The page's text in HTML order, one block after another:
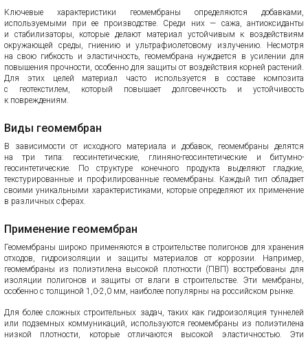
Ключевые характеристики геомембраны определяются добавками,
используемыми при ее производстве. Среди них — сажа, антиоксиданты
и стабилизаторы, которые делают материал устойчивым к воздействиям
окружающей среды, гниению и ультрафиолетовому излучению. Несмотря
на свою гибкость и эластичность, геомембрана нуждается в усилении для
повышения прочности, особенно для защиты от воздействия корней растений.
Для этих целей материал часто используется в составе композита
с геотекстилем, который повышает долговечность и устойчивость
к повреждениям.
Виды геомембран
В зависимости от исходного материала и добавок, геомембраны делятся
на три типа: геосинтетические, глиняно-геосинтетические и битумно-
геосинтетические. По структуре конечного продукта выделяют гладкие,
текстурированные и профилированные геомембраны. Каждый тип обладает
своими уникальными характеристиками, которые определяют их применение
в различных сферах.
Применение геомембран
Геомембраны широко применяются в строительстве полигонов для хранения
отходов, гидроизоляции и защиты материалов от коррозии. Например,
геомембраны из полиэтилена высокой плотности (ПВП) востребованы для
изоляции полигонов и защиты от влаги в строительстве. Эти мембраны,
особенно с толщиной 1,0-2,0 мм, наиболее популярны на российском рынке.
Для более сложных строительных задач, таких как гидроизоляция туннелей
или подземных коммуникаций, используются геомембраны из полиэтилена
низкой плотности, которые отличаются высокой эластичностью. Эти